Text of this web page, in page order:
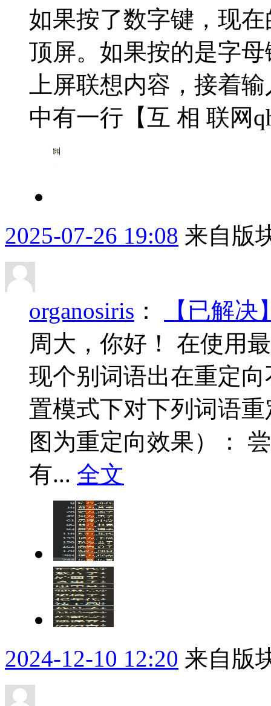
如果按了数字键，现
顶屏。如果按的是字
上屏联想内容，接着
中有一行【互 相 联网
2025-07-26 19:08 来自版
organosiris ：
【已解
周大，你好！ 在使用
现个别词语出在重定
置模式下对下列词语
图为重定向效果）：
有... 全文
2024-12-10 12:20 来自版